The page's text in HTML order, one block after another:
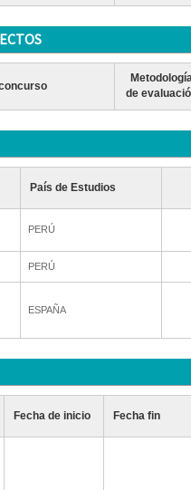
de
País de Estudios
PERÚ
PERÚ
ESPAÑA
Fecha de inicio Fecha fin